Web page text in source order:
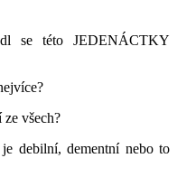
se této JEDENÁCTKY
všech?
debilní, dementní nebo to